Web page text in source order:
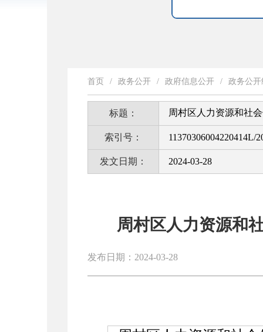
首页 / 政务公开 / 政府信息公开 / 政务公
标题： 周村区人力资源和社
索引号： 11370306004220414L/
发文日期： 2024-03-28
周村区人力资源和
发布日期：2024-03-28